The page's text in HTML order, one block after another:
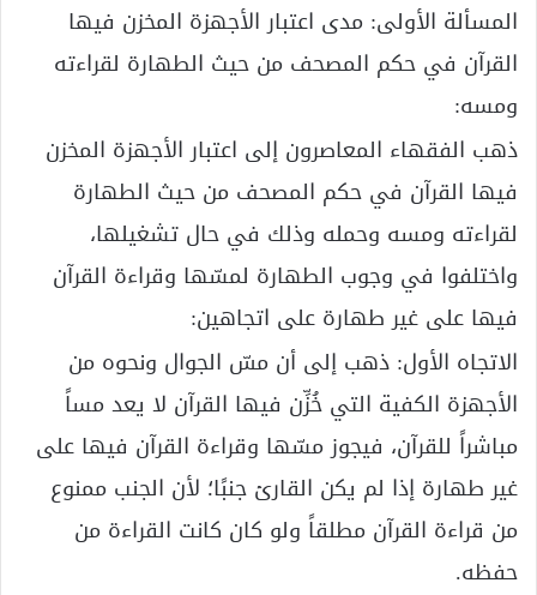
المسألة الأولى: مدى اعتبار الأجهزة المخزن فيها
القرآن في حكم المصحف من حيث الطهارة لقراءته
ومسه:
ذهب الفقهاء المعاصرون إلى اعتبار الأجهزة المخزن
فيها القرآن في حكم المصحف من حيث الطهارة
لقراءته ومسه وحمله وذلك في حال تشغيلها،
واختلفوا في وجوب الطهارة لمسّها وقراءة القرآن
فيها على غير طهارة على اتجاهين:
الاتجاه الأول: ذهب إلى أن مسّ الجوال ونحوه من
الأجهزة الكفية التي خُزِّن فيها القرآن لا يعد مساً
مباشراً للقرآن، فيجوز مسّها وقراءة القرآن فيها على
غير طهارة إذا لم يكن القارئ جنبًا؛ لأن الجنب ممنوع
من قراءة القرآن مطلقاً ولو كان كانت القراءة من
حفظه.